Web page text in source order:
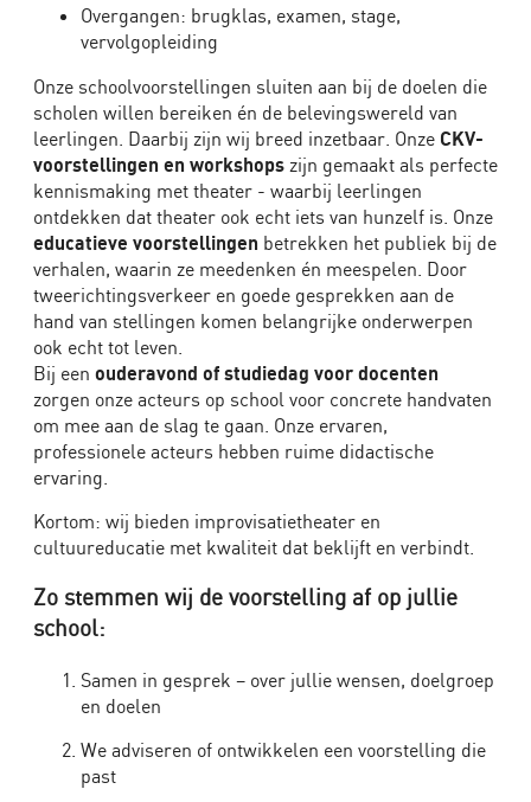
Overgangen: brugklas, examen, stage,
vervolgopleiding
Onze schoolvoorstellingen sluiten aan bij de doelen die
scholen willen bereiken én de belevingswereld van
leerlingen. Daarbij zijn wij breed inzetbaar. Onze CKV-
voorstellingen en workshops zijn gemaakt als perfecte
kennismaking met theater - waarbij leerlingen
ontdekken dat theater ook echt iets van hunzelf is. Onze
educatieve voorstellingen betrekken het publiek bij de
verhalen, waarin ze meedenken én meespelen. Door
tweerichtingsverkeer en goede gesprekken aan de
hand van stellingen komen belangrijke onderwerpen
ook echt tot leven.
Bij een ouderavond of studiedag voor docenten
zorgen onze acteurs op school voor concrete handvaten
om mee aan de slag te gaan. Onze ervaren,
professionele acteurs hebben ruime didactische
ervaring.
Kortom: wij bieden improvisatietheater en
cultuureducatie met kwaliteit dat beklijft en verbindt.
Zo stemmen wij de voorstelling af op jullie
school:
Samen in gesprek – over jullie wensen, doelgroep
en doelen
We adviseren of ontwikkelen een voorstelling die
past
MBO
Ouderavond
op
school
organiseren?
Kies
voor
theater
dat
raakt
en
verbindt
am
in
Charge
Schoolvoorstelling
over
relaties
impact